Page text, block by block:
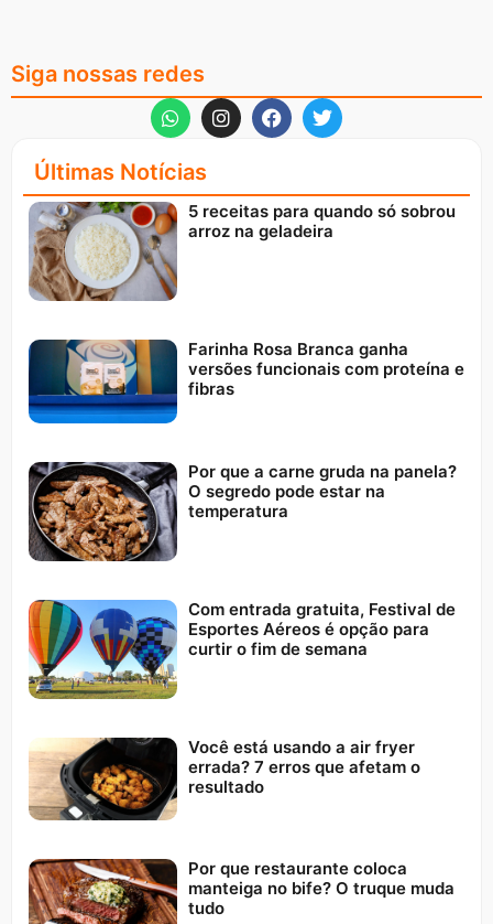
Siga nossas redes
Últimas Notícias
5 receitas para quando só sobrou
arroz na geladeira
Farinha Rosa Branca ganha
versões funcionais com proteína e
fibras
Por que a carne gruda na panela?
O segredo pode estar na
temperatura
Com entrada gratuita, Festival de
Esportes Aéreos é opção para
curtir o fim de semana
Você está usando a air fryer
errada? 7 erros que afetam o
resultado
Por que restaurante coloca
manteiga no bife? O truque muda
tudo